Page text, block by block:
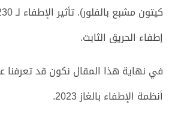
إطفاء الحريق الثابت.
في نهاية هذا المقال نكون قد تعرفنا
أنظمة الإطفاء بالغاز 2023.